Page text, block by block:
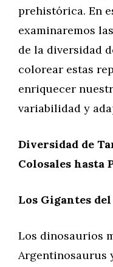
prehistórica. En
examinaremos
de la diversidad
colorear estas
enriquecer
variabilidad y
Diversidad de
Colosales hasta
Los Gigantes
Los dinosaurios
Argentinosaurus